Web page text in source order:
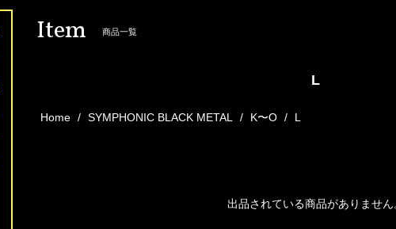
Item 商品一覧
L
Home SYMPHONIC BLACK METAL K〜O L
出品されている商品がありません